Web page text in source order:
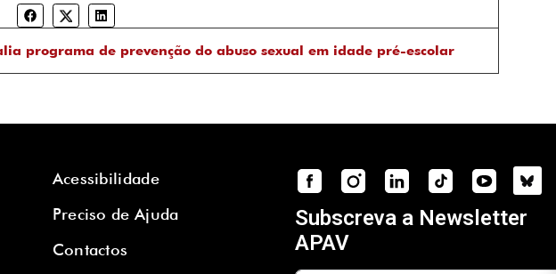
programa de prevenção do abuso sexual em idade pré-escolar
Acessibilidade
Preciso de Ajuda
Contactos
Subscreva a Newsletter
APAV